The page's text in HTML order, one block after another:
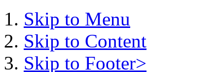
Skip to Menu
Skip to Content
Skip to Footer>